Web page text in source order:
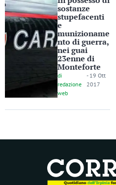
sostanze
stupefacenti
e
munizioname
nto di guerra,
nei guai
23enne di
Monteforte
di
redazione
web
- 19 Ott
2017